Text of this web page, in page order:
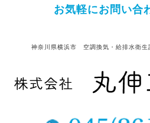
お気軽にお問い合
神奈川県横浜市 空調換気・給排水衛